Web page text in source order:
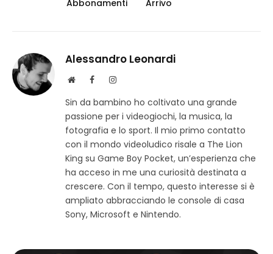
Abbonamenti Arrivo
Alessandro Leonardi
S
t
o
w
F
c
e
b
I
s
t
a
m
Sin da bambino ho coltivato una grande
passione per i videogiochi, la musica, la
fotografia e lo sport. Il mio primo contatto
con il mondo videoludico risale a The Lion
King su Game Boy Pocket, un’esperienza che
ha acceso in me una curiosità destinata a
crescere. Con il tempo, questo interesse si è
ampliato abbracciando le console di casa
Sony, Microsoft e Nintendo.